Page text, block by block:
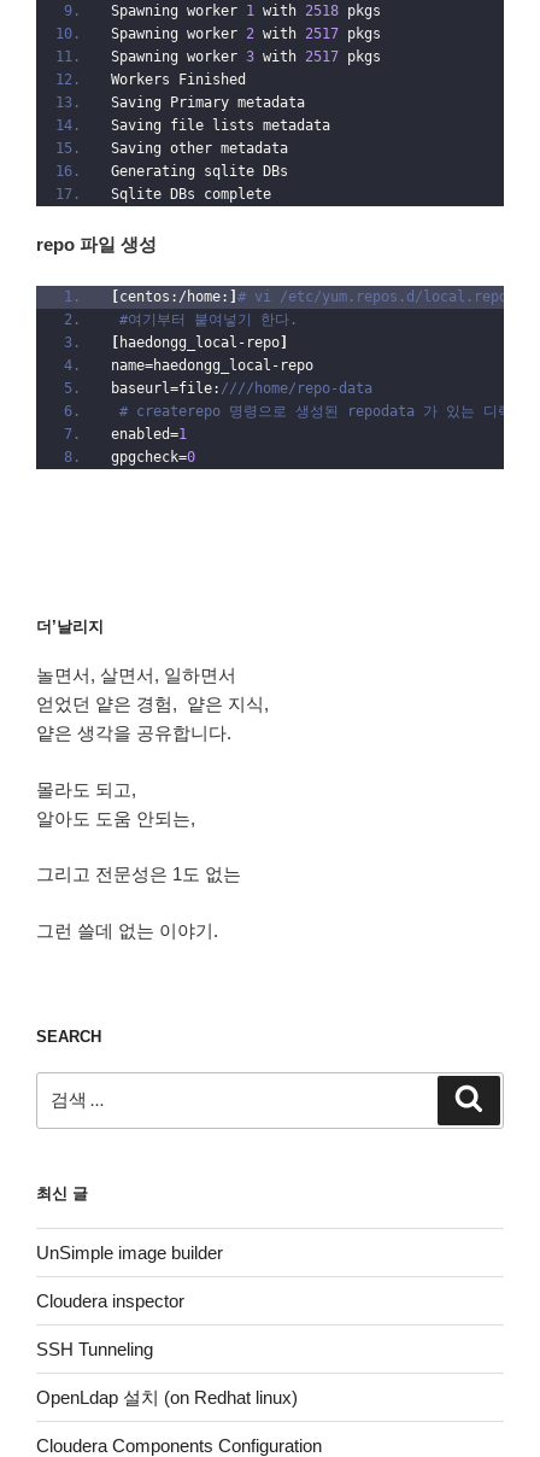
Spawning worker 1 with 2518 pkgs
Spawning worker 2 with 2517 pkgs
Spawning worker 3 with 2517 pkgs
Workers Finished
Saving Primary metadata
Saving file lists metadata
Saving other metadata
Generating sqlite DBs
Sqlite DBs complete
repo 파일 생성
centos:/home:
# vi /etc/yum.repos.d/local.repo
#여기부터 붙여넣기 한다.
haedongg_local-repo
name=haedongg_local-repo
baseurl=file: ////home/repo-data
# createrepo 명령으로 생성된 repodata 가 있는 디렉토
enabled=1
gpgcheck=0
더’날리지
놀면서, 살면서, 일하면서
얻었던 얕은 경험, 얕은 지식,
얕은 생각을 공유합니다.
몰라도 되고,
알아도 도움 안되는,
그리고 전문성은 1도 없는
그런 쓸데 없는 이야기.
SEARCH
색:
최신 글
UnSimple image builder
Cloudera inspector
SSH Tunneling
OpenLdap 설치 (on Redhat linux)
Cloudera Components Configuration